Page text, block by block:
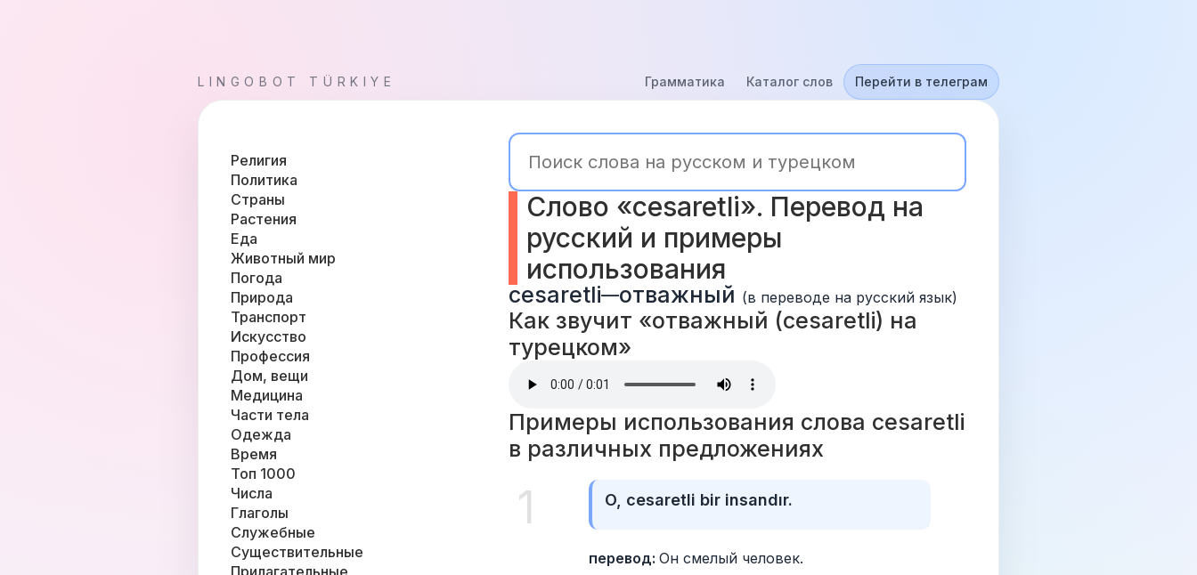
LINGOBOT TÜRKIYE Грамматика Каталог слов Перейти в телеграм
Религия
Политика
Страны
Растения
Еда
Животный мир
Погода
Природа
Транспорт
Искусство
Профессия
Дом, вещи
Медицина
Части тела
Одежда
Время
Топ 1000
Числа
Глаголы
Служебные
Существительные
Прилагательные
Слово «cesaretli». Перевод на
русский и примеры
использования
cesaretli—отважный (в переводе на русский язык)
Как звучит «отважный (cesaretli) на
турецком»
Примеры использования слова cesaretli
в различных предложениях
1 O, cesaretli bir insandır.
перевод: Он смелый человек.